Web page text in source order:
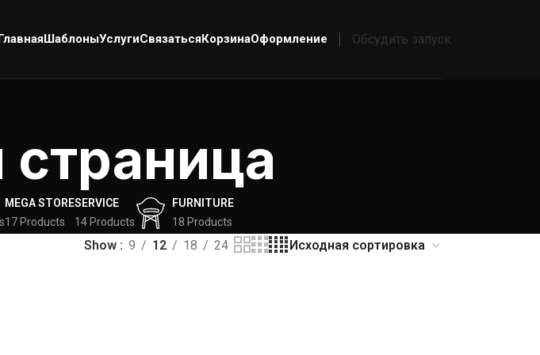
ШаблоныУслугиСвязатьсяКорзинаОформление Обсудить запуск
страница
MEGA STORE
17 Products
SERVICE
14 Products
FURNITURE
18 Products
Show 9 12 18 24